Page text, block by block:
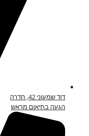
דוד שמעוני 42, חדרה
הגעה בתיאום מראש